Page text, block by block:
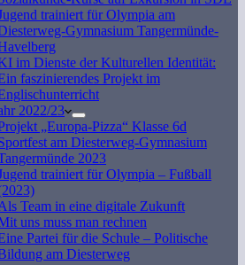
trainiert für Olympia am
Gymnasium Tangermünde-
im Dienste der Kulturellen Identität:
faszinierendes Projekt im
2022/23
„Europa-Pizza“ Klasse 6d
am Diesterweg-Gymnasium
2023
trainiert für Olympia – Fußball
Team in eine digitale Zukunft
uns muss man rechnen
Partei für die Schule – Politische
am Diesterweg